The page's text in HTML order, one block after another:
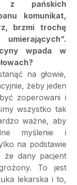
pańskich
komunikat,
brzmi trochę
wpada w
na głowie,
żeby jeden
zoperowani i
wszystko tak
ważne, aby
myślenie i
na podstawie
że dany pacjent
To jest
lekarska i to,